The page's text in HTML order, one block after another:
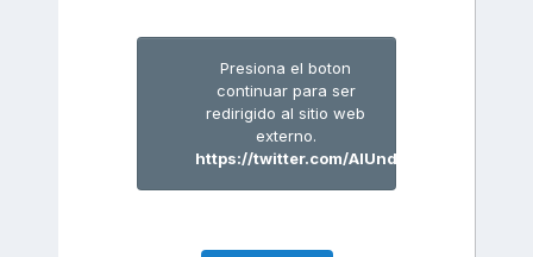
Presiona el boton
continuar para ser
redirigido al sitio web
externo.
https://twitter.com/AIUndressApp